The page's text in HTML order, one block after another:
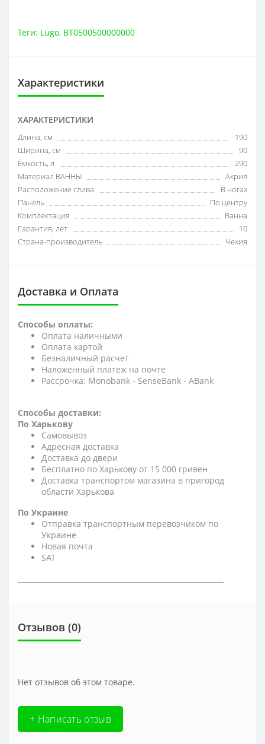
Теги: Lugo, BT0500500000000
Характеристики
ХАРАКТЕРИСТИКИ
Длина, см
190
Ширина, см
90
Ёмкость, л
290
Материал ВАННЫ
Акрил
Расположение слива
В ногах
Панель
По центру
Комплектация
Ванна
Гарантия, лет
10
Страна-производитель
Чехия
Доставка и Оплата
Способы оплаты:
Оплата наличными
Оплата картой
Безналичный расчет
Наложенный платеж на почте
Рассрочка: Monobank - SenseBank - АBank
Способы доставки:
По Харькову
Самовывоз
Адресная доставка
Доставка до двери
Бесплатно по Харькову от 15 000 гривен
Доставка транспортом магазина в пригород
области Харькова
По Украине
Отправка транспортным перевозчиком по
Украине
Новая почта
SAT
Отзывов (0)
Нет отзывов об этом товаре.
+ Написать отзыв